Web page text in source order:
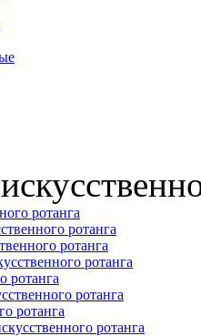
ротанга
ротанга
ротанга
ротанга
ротанга
ротанга
ротанга
ротанга